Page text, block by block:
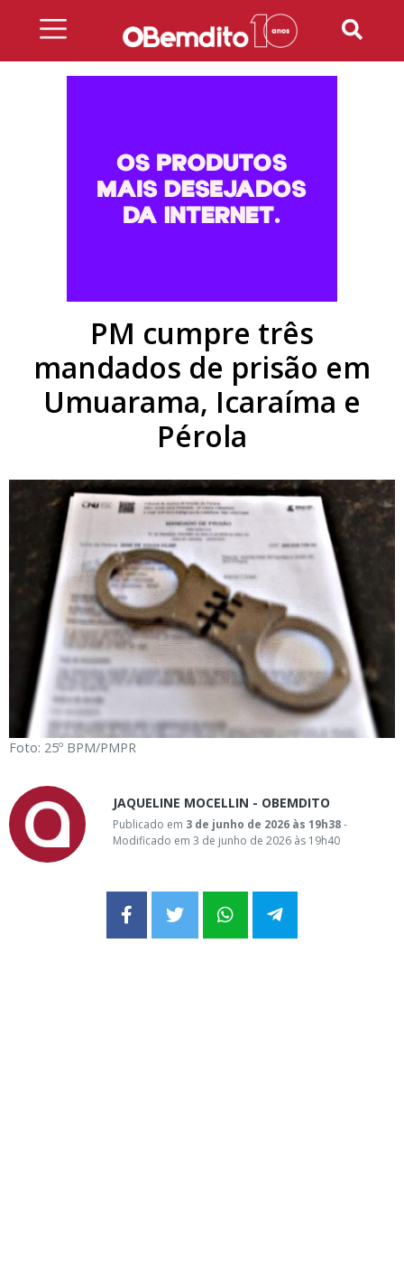
PM cumpre três
mandados de prisão em
Umuarama, Icaraíma e
Pérola
Foto: 25º BPM/PMPR
JAQUELINE MOCELLIN - OBEMDITO
Publicado em 3 de junho de 2026 às 19h38-
Modificado em 3 de junho de 2026 às 19h40